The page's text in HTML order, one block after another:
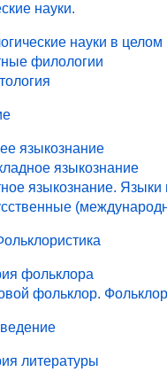
науки.
науки в целом
филологии
языкознание
языкознание
языкознание. Языки
фольклора
фольклор.
литературы